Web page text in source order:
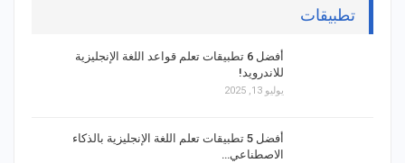
تطبيقات
أفضل 6 تطبيقات تعلم قواعد اللغة الإنجليزية
للاندرويد!
يوليو 13, 2025
أفضل 5 تطبيقات تعلم اللغة الإنجليزية بالذكاء
الاصطناعي…